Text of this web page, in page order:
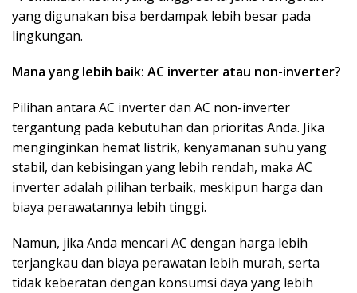
yang digunakan bisa berdampak lebih besar pada
lingkungan.
Mana yang lebih baik: AC inverter atau non-inverter?
Pilihan antara AC inverter dan AC non-inverter
tergantung pada kebutuhan dan prioritas Anda. Jika
menginginkan hemat listrik, kenyamanan suhu yang
stabil, dan kebisingan yang lebih rendah, maka AC
inverter adalah pilihan terbaik, meskipun harga dan
biaya perawatannya lebih tinggi.
Namun, jika Anda mencari AC dengan harga lebih
terjangkau dan biaya perawatan lebih murah, serta
tidak keberatan dengan konsumsi daya yang lebih